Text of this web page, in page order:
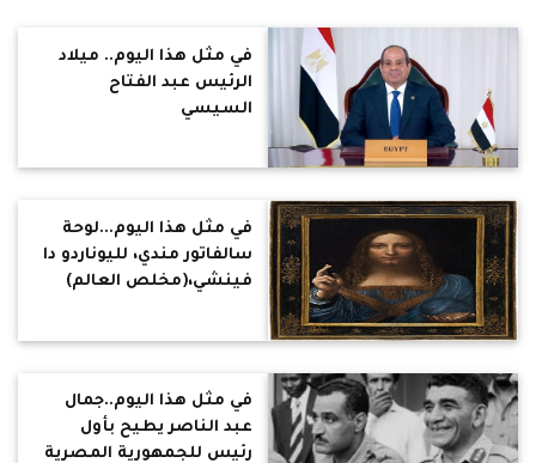
في مثل هذا اليوم.. ميلاد
الرئيس عبد الفتاح
السيسي
في مثل هذا اليوم...لوحة
سالفاتور مندي، لليوناردو دا
فينشي،(مخلص العالم)
في مثل هذا اليوم..جمال
عبد الناصر يطيح بأول
رئيس للجمهورية المصرية